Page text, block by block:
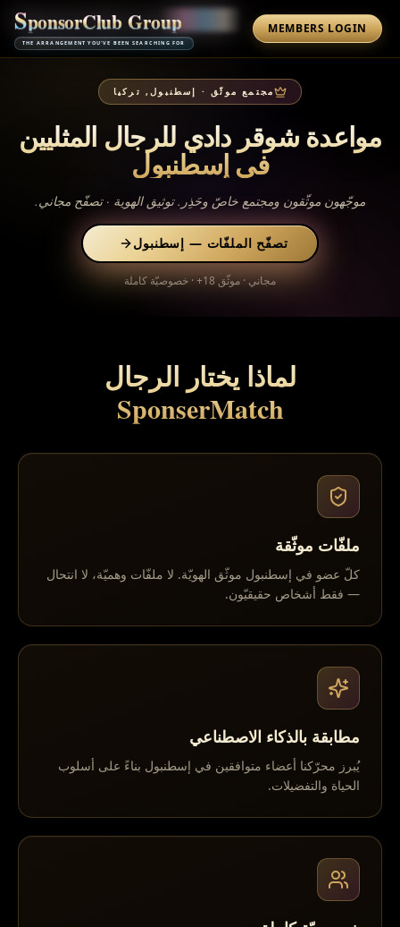
SponsorClub Group
THE ARRANGEMENT YOU'VE BEEN SEARCHING FOR
MEMBERS LOGIN
مجتمع موثّق· إسطنبول, تركيا
مواعدة شوقر دادي للرجال المثليين
فيإسطنبول
موجّهون موثّقون ومجتمع خاصّ وحَذِر. توثيق الهوية · تصفّح مجاني.
تصفّح الملفّات — إسطنبول
مجاني · موثّق 18+ · خصوصيّة كاملة
لماذا يختار الرجال
SponserMatch
ملفّات موثّقة
كلّ عضو في إسطنبول موثّق الهويّة. لا ملفّات وهميّة، لا انتحال
— فقط أشخاص حقيقيّون.
مطابقة بالذكاء الاصطناعي
يُبرز محرّكنا أعضاء متوافقين في إسطنبول بناءً على أسلوب
الحياة والتفضيلات.